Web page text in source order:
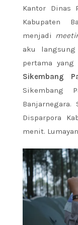
Kantor Dinas
Kabupaten
menjadi
aku
pertama
Sikembang
Sikembang
Disparpora
menit.